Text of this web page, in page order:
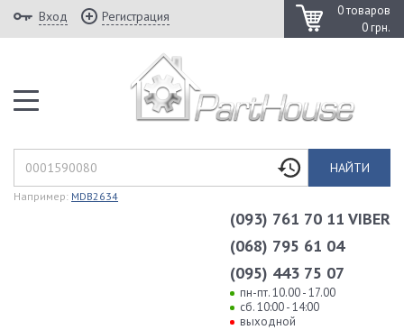
0 товаров
0 грн.
Вход Регистрация
НАЙТИ
Например: MDB2634
(093) 761 70 11 VIBER
(068) 795 61 04
(095) 443 75 07
пн-пт. 10.00 - 17.00
сб. 10:00 - 14:00
выходной